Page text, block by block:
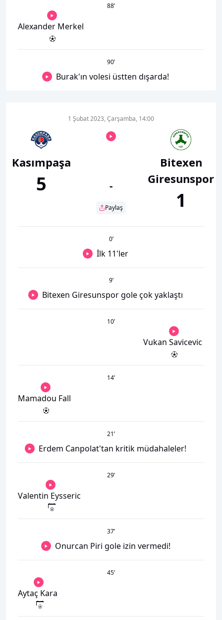
88’
Alexander Merkel
90’
Burak'ın volesi üstten dışarda!
Kasımpaşa
5
1 Şubat 2023, Çarşamba, 14:00
-
Paylaş
Bitexen
Giresunspor
1
0’
İlk 11'ler
9’
Bitexen Giresunspor gole çok yaklaştı
10’
Vukan Savicevic
14’
Mamadou Fall
21’
Erdem Canpolat'tan kritik müdahaleler!
29’
Valentin Eysseric
37’
Onurcan Piri gole izin vermedi!
45’
Aytaç Kara